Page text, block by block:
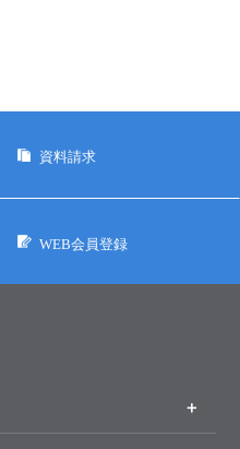
資料請求
WEB会員登録